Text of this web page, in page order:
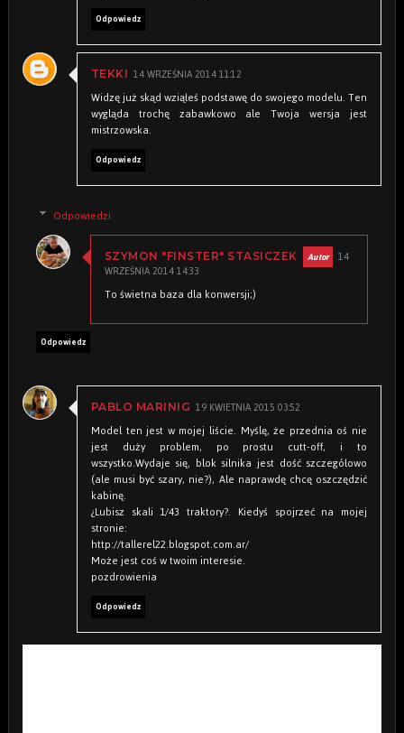
Odpowiedz
TEKKI 14 WRZEŚNIA 2014 11:12
Widzę już skąd wziąłeś podstawę do swojego modelu. Ten
wygląda trochę zabawkowo ale Twoja wersja jest
mistrzowska.
Odpowiedz
Odpowiedzi
SZYMON "FINSTER" STASICZEK 14
WRZEŚNIA 2014 14:33
To świetna baza dla konwersji;)
Odpowiedz
PABLO MARINIG 19 KWIETNIA 2015 03:52
Model ten jest w mojej liście. Myślę, że przednia oś nie
jest duży problem, po prostu cutt-off, i to
wszystko.Wydaje się, blok silnika jest dość szczegółowo
(ale musi być szary, nie?), Ale naprawdę chcę oszczędzić
kabinę.
¿Lubisz skali 1/43 traktory?. Kiedyś spojrzeć na mojej
stronie:
http://tallerel22.blogspot.com.ar/
Może jest coś w twoim interesie.
pozdrowienia
Odpowiedz